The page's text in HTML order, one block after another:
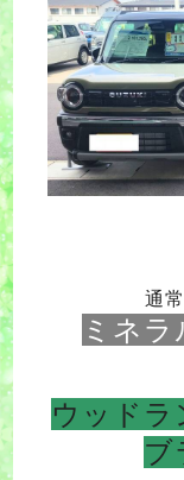
通
ミネ
ウッドラ
ブ